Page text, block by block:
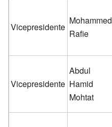
Vicepresidente
Mohammed
Rafie
Vicepresidente
Abdul
Hamid
Mohtat